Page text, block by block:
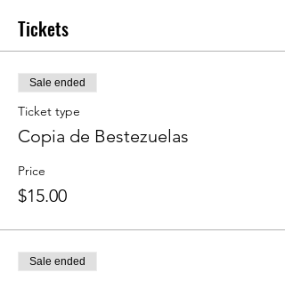
Tickets
Sale ended
Ticket type
Copia de Bestezuelas
Price
$15.00
Sale ended